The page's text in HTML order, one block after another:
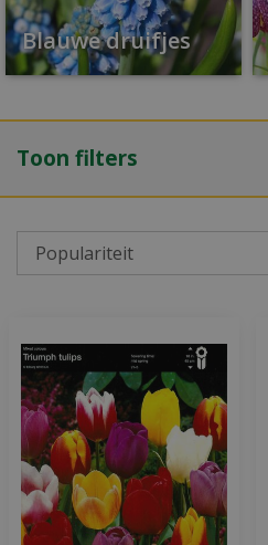
Blauwe druifjes
Toon filters